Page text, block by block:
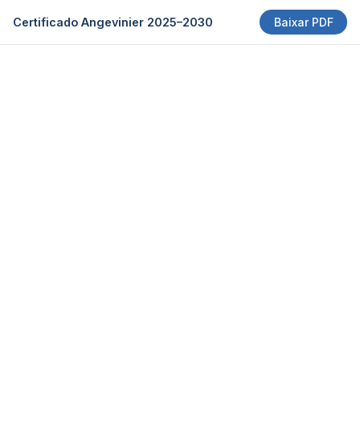
Certificado Angevinier 2025–2030 Baixar PDF